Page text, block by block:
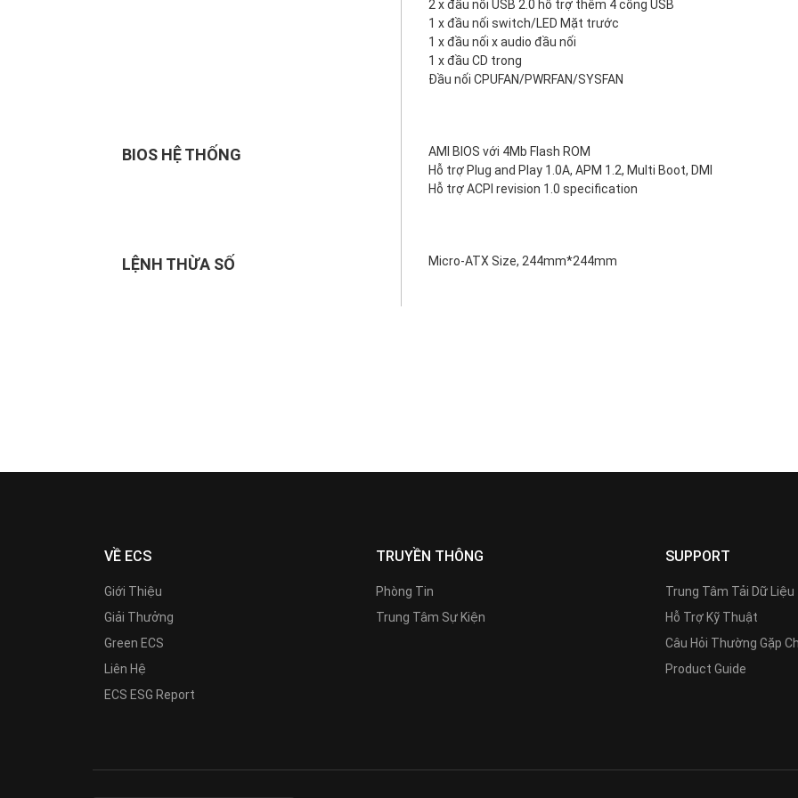
2 x đầu nối USB 2.0 hỗ trợ thêm 4 cổng USB
1 x đầu nối switch/LED Mặt trước
1 x đầu nối x audio đầu nối
1 x đầu CD trong
Đầu nối CPUFAN/PWRFAN/SYSFAN
BIOS HỆ THỐNG
AMI BIOS với 4Mb Flash ROM
Hỗ trợ Plug and Play 1.0A, APM 1.2, Multi Boot, DMI
Hỗ trợ ACPI revision 1.0 specification
LỆNH THỪA SỐ Micro-ATX Size, 244mm*244mm
VỀ ECS
Giới Thiệu
Giải Thưởng
Green ECS
Liên Hệ
ECS ESG Report
TRUYỀN THÔNG
Phòng Tin
Trung Tâm Sự Kiện
SUPPORT
Trung Tâm Tải Dữ Liệu
Hỗ Trợ Kỹ Thuật
Câu Hỏi Thường Gặp
Product Guide